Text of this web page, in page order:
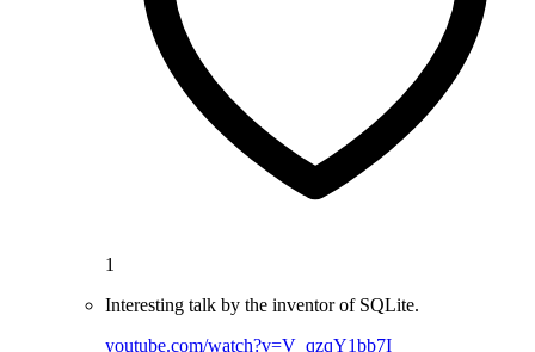
1
Interesting talk by the inventor of SQLite.
youtube.com/watch?v=V_qzqY1bb7I